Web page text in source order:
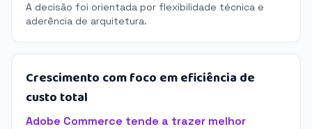
A decisão foi orientada por flexibilidade técnica e
aderência de arquitetura.
Crescimento com foco em eficiência de
custo total
Adobe Commerce tende a trazer melhor